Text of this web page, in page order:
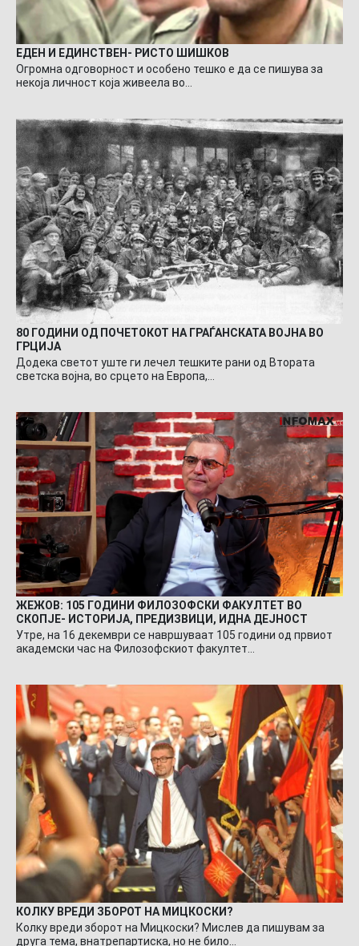
ЕДЕН И ЕДИНСТВЕН- РИСТО ШИШКОВ
Огромна одговорност и особено тешко е да се пишува за
некоја личност која живеела во…
80 ГОДИНИ ОД ПОЧЕТОКОТ НА ГРАЃАНСКАТА ВОЈНА ВО
ГРЦИЈА
Додека светот уште ги лечел тешките рани од Втората
светска војна, во срцето на Европа,…
ЖЕЖОВ: 105 ГОДИНИ ФИЛОЗОФСКИ ФАКУЛТЕТ ВО
СКОПЈЕ- ИСТОРИЈА, ПРЕДИЗВИЦИ, ИДНА ДЕЈНОСТ
Утре, на 16 декември се навршуваат 105 години од првиот
академски час на Филозофскиот факултет…
КОЛКУ ВРЕДИ ЗБОРОТ НА МИЦКОСКИ?
Колку вреди зборот на Мицкоски? Мислев да пишувам за
друга тема, внатрепартиска, но не било…